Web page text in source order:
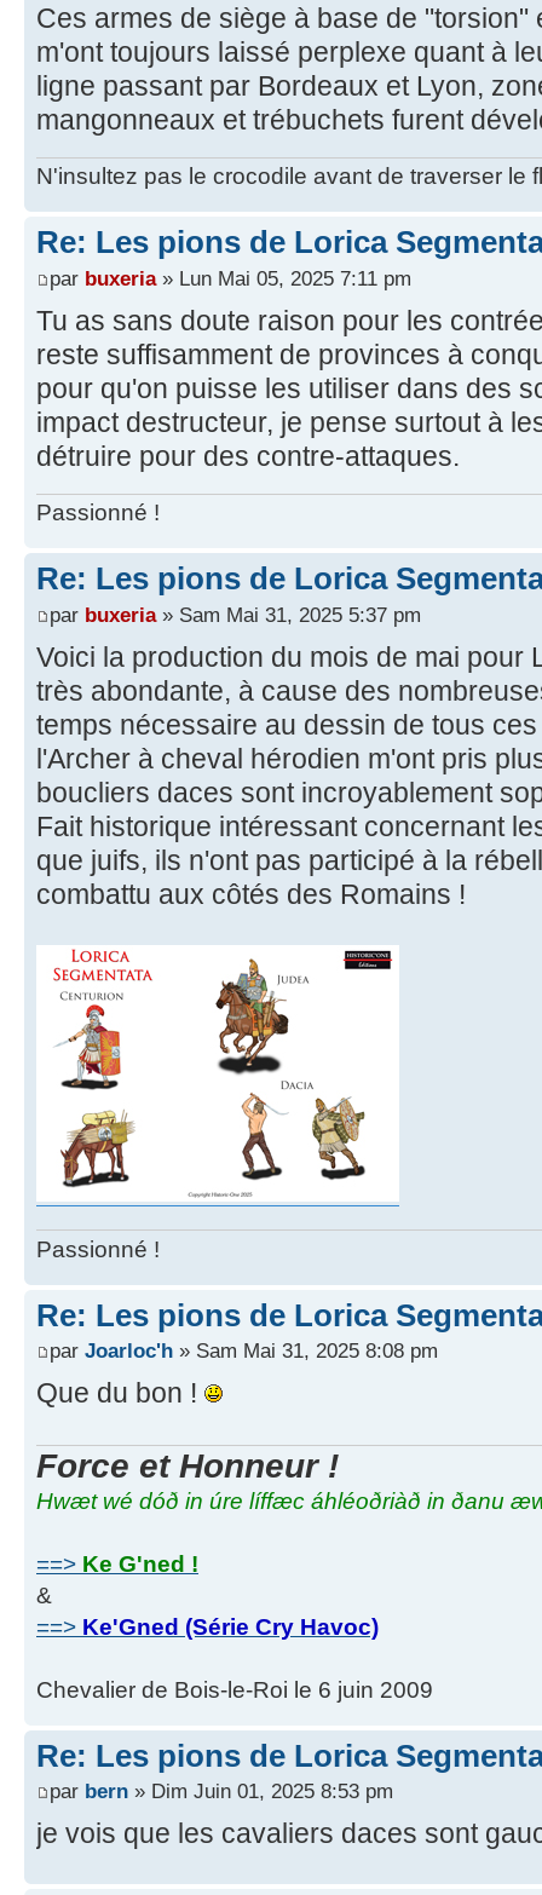
Ces armes de siège à base de "torsion"
m'ont toujours laissé perplexe quant à
ligne passant par Bordeaux et Lyon,
mangonneaux et trébuchets furent
N'insultez pas le crocodile avant de traverser le
Re: Les pions de Lorica
par buxeria» Lun Mai 05, 2025 7:11 pm
Tu as sans doute raison pour les
reste suffisamment de provinces à
pour qu'on puisse les utiliser dans des
impact destructeur, je pense surtout à
détruire pour des contre-attaques.
Passionné !
Re: Les pions de Lorica
par buxeria» Sam Mai 31, 2025 5:37 pm
Voici la production du mois de mai pour
très abondante, à cause des
temps nécessaire au dessin de tous
l'Archer à cheval hérodien m'ont pris
boucliers daces sont incroyablement
Fait historique intéressant concernant
que juifs, ils n'ont pas participé à la
combattu aux côtés des Romains !
Passionné !
Re: Les pions de Lorica
par Joarloc'h » Sam Mai 31, 2025 8:08 pm
Que du bon !
Force et Honneur !
Hwæt wé dóð in úre líffæc áhléoðriàð in ðanu
==> Ke G'ned !
&
==> Ke'Gned (Série Cry Havoc)
Chevalier de Bois-le-Roi le 6 juin 2009
Re: Les pions de Lorica
par bern » Dim Juin 01, 2025 8:53 pm
je vois que les cavaliers daces sont